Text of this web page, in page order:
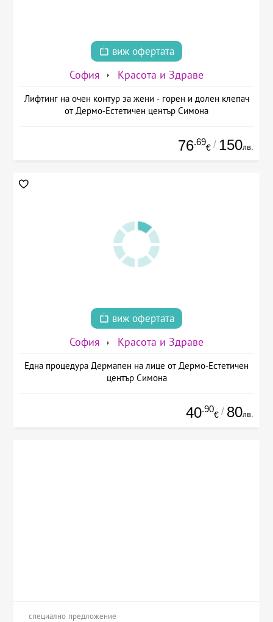
виж офертата
София Красота и Здраве
Лифтинг на очен контур за жени - горен и долен клепач
от Дермо-Естетичен център Симона
76.69
€ / 150лв.
виж офертата
София Красота и Здраве
Една процедура Дермапен на лице от Дермо-Естетичен
център Симона
40.90
€ / 80лв.
специално предложение